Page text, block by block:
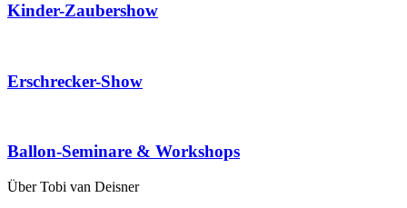
Kinder-Zaubershow
Erschrecker-Show
Ballon-Seminare & Workshops
Über Tobi van Deisner